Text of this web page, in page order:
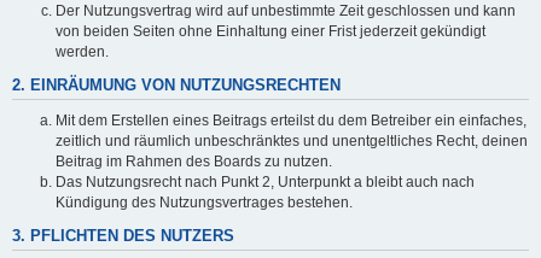
Der Nutzungsvertrag wird auf unbestimmte Zeit geschlossen und kann
von beiden Seiten ohne Einhaltung einer Frist jederzeit gekündigt
werden.
2. EINRÄUMUNG VON NUTZUNGSRECHTEN
Mit dem Erstellen eines Beitrags erteilst du dem Betreiber ein einfaches,
zeitlich und räumlich unbeschränktes und unentgeltliches Recht, deinen
Beitrag im Rahmen des Boards zu nutzen.
Das Nutzungsrecht nach Punkt 2, Unterpunkt a bleibt auch nach
Kündigung des Nutzungsvertrages bestehen.
3. PFLICHTEN DES NUTZERS